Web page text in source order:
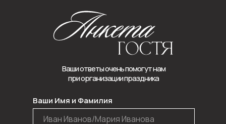
Ваши ответы очень помогут нам
при организации праздника
Ваши Имя и Фамилия